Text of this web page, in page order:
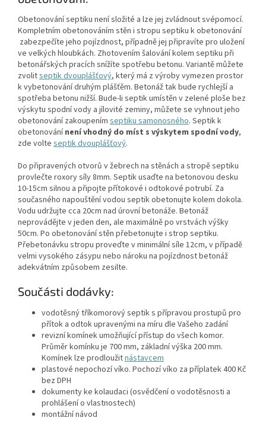
Obetonování septiku není složité a lze jej zvládnout svépomocí.
Kompletním obetonováním stěn i stropu septiku k obetonování
zabezpečíte jeho pojízdnost, případně jej připravíte pro uložení
ve velkých hloubkách. Zhotovením šalování kolem septiku při
betonářských pracích snížíte spotřebu betonu. Variantě můžete
zvolitseptik dvouplášťový, který má z výroby vymezen prostor
k vybetonování druhým plášťěm. Betonáž tak bude rychlejší a
spotřeba betonu nižší. Bude-li septik umístěn v zelené ploše bez
výskytu spodní vody a jílovité zeminy, můžete se vyhnout jeho
obetonování zakoupením septiku samonosného. Septik k
obetonovánínení vhodný do míst s výskytem spodní vody,
zde volte septik dvouplášťový.
Do připravených otvorů v žebrech na stěnách a stropě septiku
provlečte roxory síly 8mm. Septik usaďte na betonovou desku
10-15cm silnou a připojte přítokové i odtokové potrubí. Za
současného napouštění vodou septik obetonujte kolem dokola.
Vodu udržujte cca 20cm nad úrovní betonáže. Betonáž
neprovádějte v jeden den, ale maximálně po vrstvách výšky
50cm. Po obetonování stěn přebetonujte i strop septiku.
Přebetonávku stropu proveďte v minimální síle 12cm, v případě
velmi vysokého zásypu nebo nároku na pojízdnost betonáž
adekvátním způsobem zesilte.
Součásti dodávky:
vodotěsný tříkomorový septik s přípravou prostupů pro
přítok a odtok upravenými na míru dle Vašeho zadání
revizní komínek umožňující přístup do všech komor.
Průměr komínku je 700 mm, základní výška 200 mm.
Komínek lze prodloužitnástavcem
plastové nepochozí víko. Pochozí víko za příplatek 400 Kč
bez DPH
dokumenty ke kolaudaci (osvědčení o vodotěsnosti a
prohlášení o vlastnostech)
montážní návod